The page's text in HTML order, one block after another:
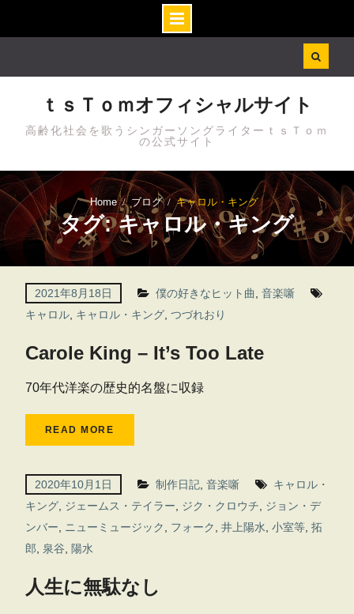
ｔｓＴｏｍオフィシャルサイト
高齢化社会を歌うシンガーソングライターｔｓＴｏｍ
の公式サイト
Home ブログ キャロル・キング
タグ: キャロル・キング
2021年8月18日 僕の好きなヒット曲
音楽噺
キャロル, キャロル・キング, つづれおり
Carole King – It’s Too Late
70年代洋楽の歴史的名盤に収録
READ MORE
2020年10月1日 制作日記, 音楽噺
キャロル・
キング, ジェームス・テイラー ジク・クロウチ
ジョン・デ
ンバー
ニューミュージック フォーク 井上陽水 小室等, 拓
郎
泉谷 陽水
人生に無駄なし